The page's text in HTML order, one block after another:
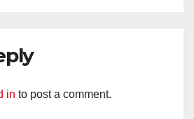
in to post a comment.